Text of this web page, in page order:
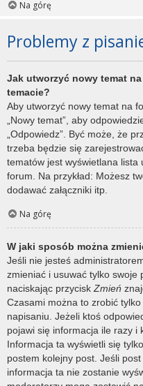
Na górę
Problemy z
Jak utworzyć nowy temat
temacie?
Aby utworzyć nowy temat na
„Nowy temat”, aby
„Odpowiedz”. Być może, że
trzeba będzie się
tematów jest wyświetlana lista
forum. Na przykład: Możesz
dodawać załączniki itp.
Na górę
W jaki sposób można
Jeśli nie jesteś
zmieniać i usuwać tylko swoje
naciskając przycisk Zmień
Czasami można to zrobić
napisaniu. Jeżeli ktoś
pojawi się informacja ile razy i
Informacja ta wyświetli się
postem kolejny post. Jeśli
informacja ta nie zostanie